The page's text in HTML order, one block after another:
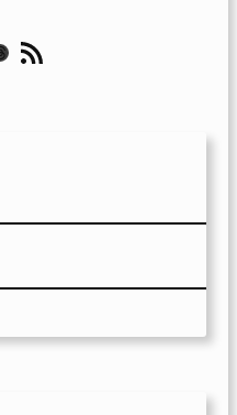
RSS-Feed